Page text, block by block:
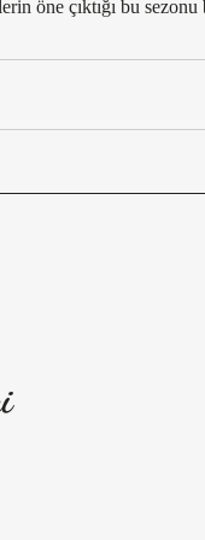
öne çıktığı bu sezonu
yorumuna kadar
modaseverler için